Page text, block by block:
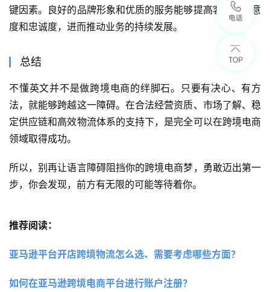
键因素。良好的品牌形象和优质的服务能够提高客户的满意
度和忠诚度，进而推动业务的持续发展。
总结
不懂英文并不是做跨境电商的绊脚石。只要有决心、有方
法，就能够跨越这一障碍。在合法经营资质、市场了解、稳
定供应链和高效物流体系的支持下，是完全可以在跨境电商
领域取得成功。
所以，别再让语言障碍阻挡你的跨境电商梦，勇敢迈出第一
步，你会发现，前方有无限的可能等待着你。
推荐阅读：
亚马逊平台开店跨境物流怎么选、需要考虑哪些方面？
如何在亚马逊跨境电商平台进行账户注册？